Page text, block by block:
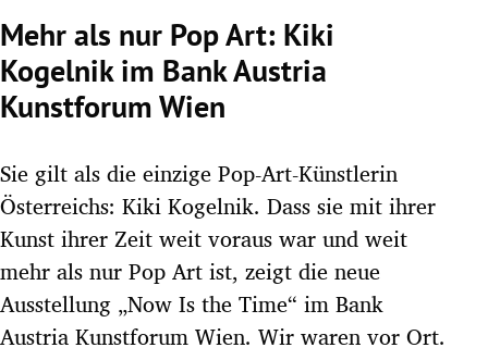
Untermenü
Untermenü
Untermenü
Untermenü
Mehr als nur Pop Art: Kiki
Kogelnik im Bank Austria
Kunstforum Wien
Sie gilt als die einzige Pop-Art-Künstlerin
Österreichs: Kiki Kogelnik. Dass sie mit ihrer
Kunst ihrer Zeit weit voraus war und weit
mehr als nur Pop Art ist, zeigt die neue
Ausstellung „Now Is the Time“ im Bank
Austria Kunstforum Wien. Wir waren vor Ort.